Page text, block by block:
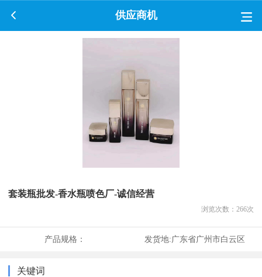
供应商机
套装瓶批发-香水瓶喷色厂-诚信经营
浏览次数： 266次
产品规格： 发货地:广东省广州市白云区
关键词